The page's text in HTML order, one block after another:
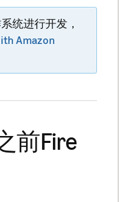
统进行开发，
Amazon
前Fire